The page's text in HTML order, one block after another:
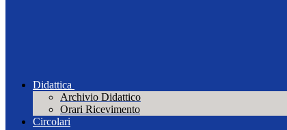
Didattica
Archivio Didattico
Orari Ricevimento
Circolari